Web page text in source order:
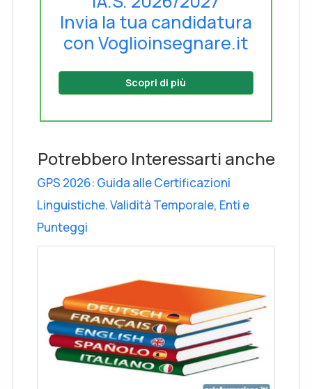
Invia la tua candidatura
con Voglioinsegnare.it
Scopri di più
Potrebbero Interessarti anche
GPS 2026: Guida alle Certificazioni
Linguistiche. Validità Temporale, Enti e
Punteggi